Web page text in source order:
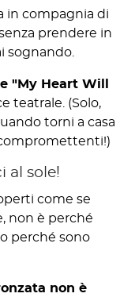
in compagnia di
prendere in
sognando.
"My Heart Will
teatrale. (Solo,
torni a casa
al sole!
come se
non è perché
perché sono
non è